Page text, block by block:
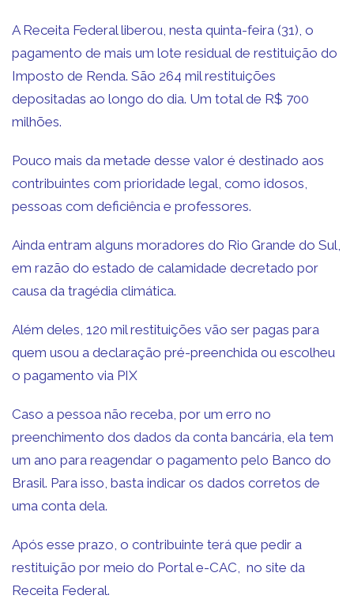
A Receita Federal liberou, nesta quinta-feira (31), o
pagamento de mais um lote residual de restituição do
Imposto de Renda. São 264 mil restituições
depositadas ao longo do dia. Um total de R$ 700
milhões.
Pouco mais da metade desse valor é destinado aos
contribuintes com prioridade legal, como idosos,
pessoas com deficiência e professores.
Ainda entram alguns moradores do Rio Grande do Sul,
em razão do estado de calamidade decretado por
causa da tragédia climática.
Além deles, 120 mil restituições vão ser pagas para
quem usou a declaração pré-preenchida ou escolheu
o pagamento via PIX
Caso a pessoa não receba, por um erro no
preenchimento dos dados da conta bancária, ela tem
um ano para reagendar o pagamento pelo Banco do
Brasil. Para isso, basta indicar os dados corretos de
uma conta dela.
Após esse prazo, o contribuinte terá que pedir a
restituição por meio do Portal e-CAC, no site da
Receita Federal.